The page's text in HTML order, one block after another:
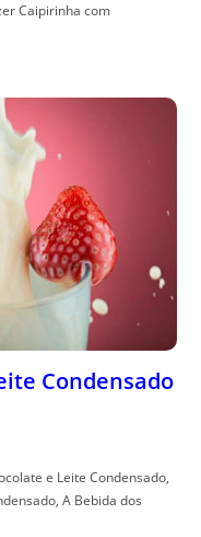
Caipirinha com
Condensado
e Leite Condensado,
A Bebida dos